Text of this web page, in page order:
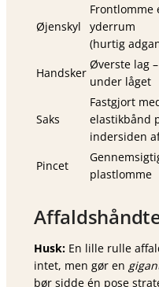
Øjenskyl
Frontlomme
yderrum
(hurtig
Handsker
Øverste lag
under låget
Saks
Fastgjort
elastikbånd
indersiden
Pincet
plastlomme
Husk: En lille rulle
intet, men gør en
bør sidde én pose